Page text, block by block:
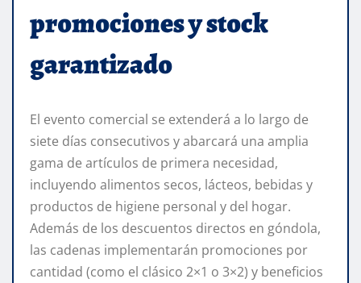
promociones y stock
garantizado
El evento comercial se extenderá a lo largo de
siete días consecutivos y abarcará una amplia
gama de artículos de primera necesidad,
incluyendo alimentos secos, lácteos, bebidas y
productos de higiene personal y del hogar.
Además de los descuentos directos en góndola,
las cadenas implementarán promociones por
cantidad (como el clásico 2×1 o 3×2) y beneficios